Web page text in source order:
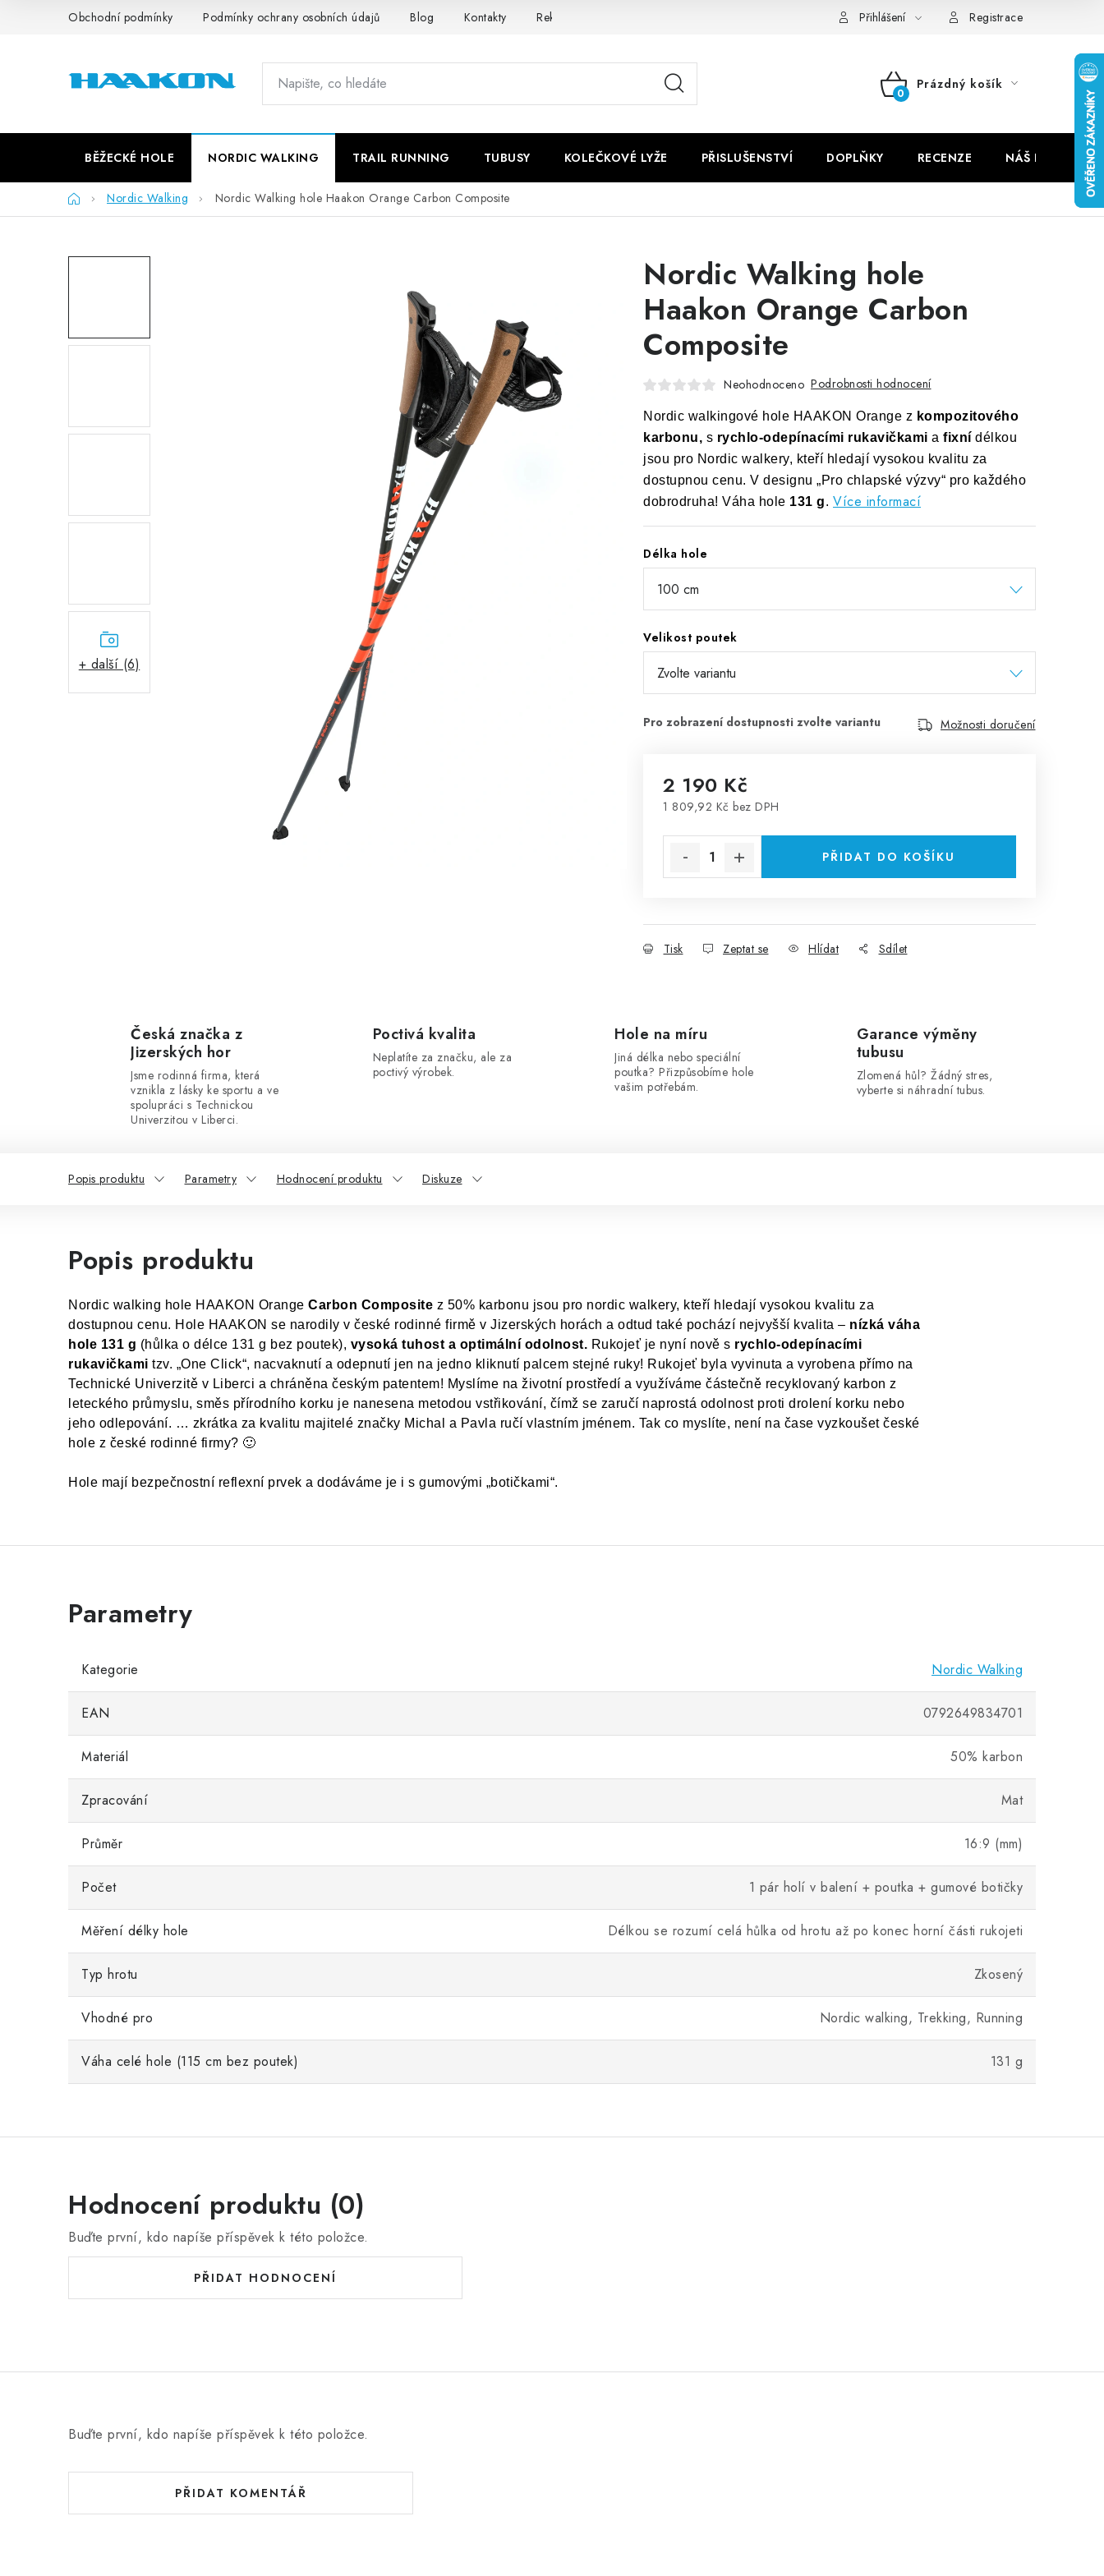
Obchodní podmínky Podmínky ochrany osobních údajů Blog Kontakty Reklamace nebo vrácení Přihlášení Registrace
NÁKUPNÍ
Prázdný košík
BĚŽECKÉ HOLE NORDIC WALKING TRAIL RUNNING TUBUSY KOLEČKOVÉ LYŽE PŘISLUŠENSTVÍ DOPLŇKY RECENZE NÁŠ PŘÍBĚH
DomůNordic Walking Nordic Walking hole Haakon Orange Carbon Composite
+ další (6)
Nordic Walking hole
Haakon Orange Carbon
Composite
Neohodnoceno Podrobnosti hodnocení
Nordic walkingové hole HAAKON Orange z kompozitového
karbonu, s rychlo-odepínacími rukavičkami a fixní délkou
jsou pro Nordic walkery, kteří hledají vysokou kvalitu za
dostupnou cenu. V designu „Pro chlapské výzvy“ pro každého
dobrodruha! Váha hole 131 g. Více informací
Délka hole
Velikost poutek
Možnosti doručení
2 190 Kč
1 809,92 Kč bez DPH
PŘIDAT DO KOŠÍKU
Tisk Zeptat se Hlídat Sdílet
Česká značka z
Jizerských hor
Jsme rodinná firma, která
vznikla z lásky ke sportu a ve
spolupráci s Technickou
Univerzitou v Liberci.
Poctivá kvalita
Neplatíte za značku, ale za
poctivý výrobek.
Hole na míru
Jiná délka nebo speciální
poutka? Přizpůsobíme hole
vašim potřebám.
Garance výměny
tubusu
Zlomená hůl? Žádný stres,
vyberte si náhradní tubus.
Popis produktu Parametry Hodnocení produktu Diskuze
Popis produktu
Nordic walking hole HAAKON Orange Carbon Composite z 50% karbonu jsou pro nordic walkery, kteří hledají vysokou kvalitu za
dostupnou cenu. Hole HAAKON se narodily v české rodinné firmě v Jizerských horách a odtud také pochází nejvyšší kvalita – nízká váha
hole 131 g (hůlka o délce 131 g bez poutek), vysoká tuhost a optimální odolnost. Rukojeť je nyní nově s rychlo-odepínacími
rukavičkami tzv. „One Click“, nacvaknutí a odepnutí jen na jedno kliknutí palcem stejné ruky! Rukojeť byla vyvinuta a vyrobena přímo na
Technické Univerzitě v Liberci a chráněna českým patentem! Myslíme na životní prostředí a využíváme částečně recyklovaný karbon z
leteckého průmyslu, směs přírodního korku je nanesena metodou vstřikování, čímž se zaručí naprostá odolnost proti drolení korku nebo
jeho odlepování. … zkrátka za kvalitu majitelé značky Michal a Pavla ručí vlastním jménem. Tak co myslíte, není na čase vyzkoušet české
hole z české rodinné firmy? 🙂
Hole mají bezpečnostní reflexní prvek a dodáváme je i s gumovými „botičkami“.
Kategorie Nordic Walking
EAN 0792649834701
Materiál 50% karbon
Zpracování Mat
Průměr 16:9 (mm)
Počet 1 pár holí v balení + poutka + gumové botičky
Měření délky hole Délkou se rozumí celá hůlka od hrotu až po konec horní části rukojeti
Typ hrotu Zkosený
Vhodné pro Nordic walking, Trekking, Running
Váha celé hole (115 cm bez poutek) 131 g
Hodnocení produktu (0)
Buďte první, kdo napíše příspěvek k této položce.
PŘIDAT HODNOCENÍ
Buďte první, kdo napíše příspěvek k této položce.
PŘIDAT KOMENTÁŘ